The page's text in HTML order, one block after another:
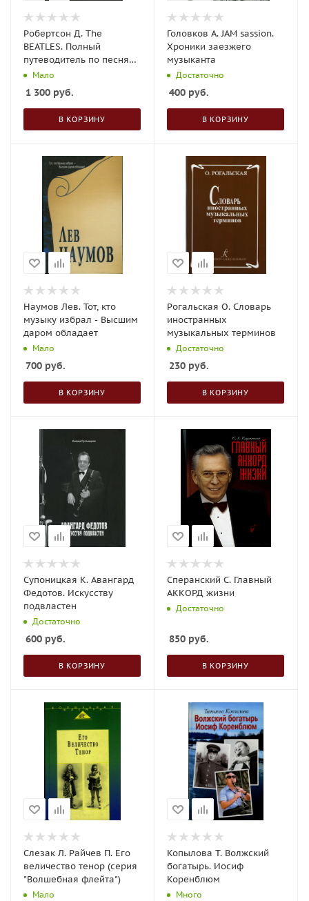
Робертсон Д. The
BEATLES. Полный
путеводитель по песням
и альбомам
Мало
1 300 руб.
В КОРЗИНУ
Головков А. JAM sassion.
Хроники заезжего
музыканта
Достаточно
400 руб.
В КОРЗИНУ
Наумов Лев. Тот, кто
музыку избрал - Высшим
даром обладает
Мало
700 руб.
В КОРЗИНУ
Рогальская О. Словарь
иностранных
музыкальных терминов
Достаточно
230 руб.
В КОРЗИНУ
Супоницкая К. Авангард
Федотов. Искусству
подвластен
Достаточно
600 руб.
В КОРЗИНУ
Сперанский С. Главный
АККОРД жизни
Достаточно
850 руб.
В КОРЗИНУ
Слезак Л. Райчев П. Его
величество тенор (серия
"Волшебная флейта")
Мало
Копылова Т. Волжский
богатырь. Иосиф
Коренблюм
Много